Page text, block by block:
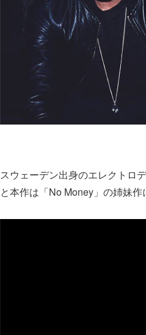
スウェーデン出身のエレクトロ
と本作は「No Money」の姉妹